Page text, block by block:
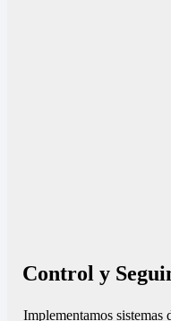
Control y
Implementamos sistemas